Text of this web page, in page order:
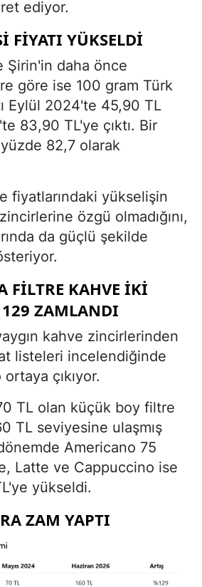
ediyor.
FİYATI YÜKSELDİ
Şirin'in daha önce
göre ise 100 gram Türk
Eylül 2024'te 45,90 TL
83,90 TL'ye çıktı. Bir
yüzde 82,7 olarak
fiyatlarındaki yükselişin
özgü olmadığını,
da güçlü şekilde
FILTRE KAHVE IKI
ZAMLANDI
kahve zincirlerinden
listeleri incelendiğinde
çıkıyor.
TL olan küçük boy filtre
TL seviyesine ulaşmış
Americano 75
Latte ve Cappuccino ise
yükseldi.
ZAM YAPTI